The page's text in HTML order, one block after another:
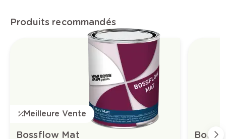
Produits recommandés
Meilleure Vente
Bossflow Mat Boss-